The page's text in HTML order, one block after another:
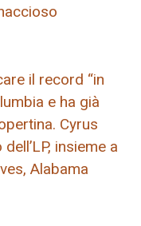
il record “in
e ha già
Cyrus
insieme a
Alabama